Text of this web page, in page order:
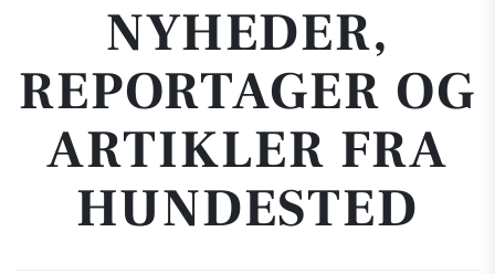
NYHEDER,
REPORTAGER OG
ARTIKLER FRA
HUNDESTED